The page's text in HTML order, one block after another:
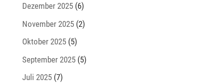
Dezember 2025(6)
November 2025(2)
Oktober 2025(5)
September 2025(5)
Juli 2025(7)